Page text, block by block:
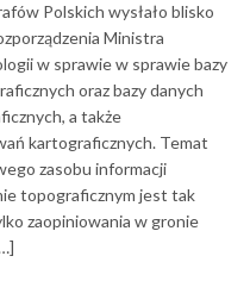
Polskich wysłało blisko
Ministra
w sprawie w sprawie bazy
oraz bazy danych
a także
kartograficznych. Temat
zasobu informacji
topograficznym jest tak
zaopiniowania w gronie